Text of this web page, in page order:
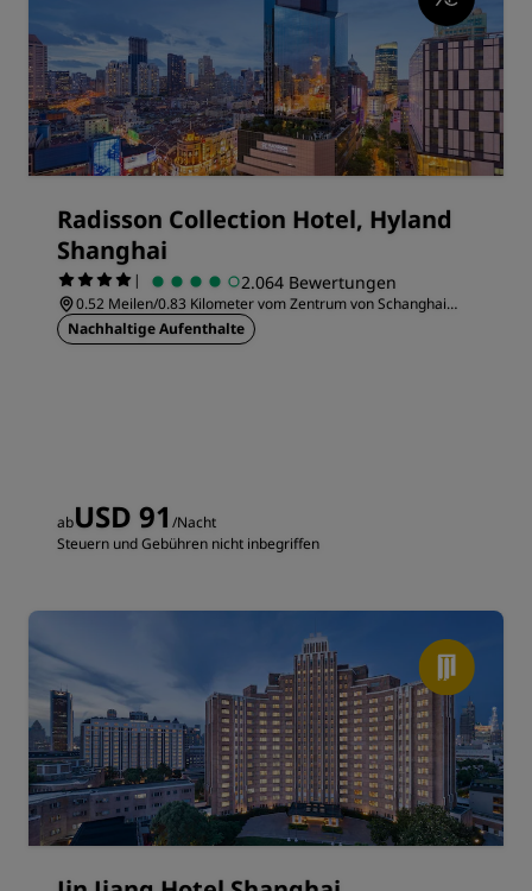
Radisson Collection Hotel, Hyland
Shanghai
| 2.064 Bewertungen
0.52 Meilen/0.83 Kilometer vom Zentrum von Schanghai
entfernt
Nachhaltige Aufenthalte
abUSD 91 /Nacht
Steuern und Gebühren nicht inbegriffen